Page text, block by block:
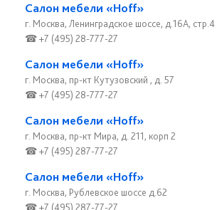
Салон мебели «Hoff»
г. Москва, Ленинградское шоссе, д.16А, стр.4
☎ +7 (495) 28-777-27
Салон мебели «Hoff»
г. Москва, пр-кт Кутузовский , д. 57
☎ +7 (495) 28-777-27
Салон мебели «Hoff»
г. Москва, пр-кт Мира, д. 211, корп 2
☎ +7 (495) 287-77-27
Салон мебели «Hoff»
г. Москва, Рублевское шоссе д.62
☎ +7 (495) 287-77-27